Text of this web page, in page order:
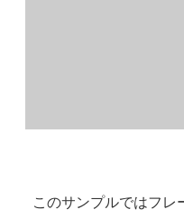
このサンプルではフレ